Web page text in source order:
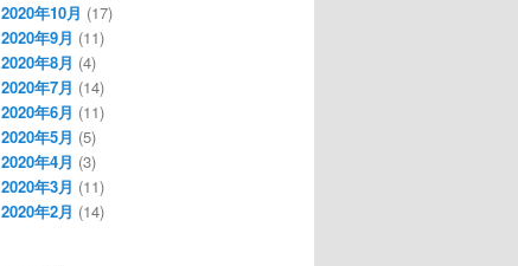
2020年10月 (17)
2020年9月 (11)
2020年8月 (4)
2020年7月 (14)
2020年6月 (11)
2020年5月 (5)
2020年4月 (3)
2020年3月 (11)
2020年2月 (14)